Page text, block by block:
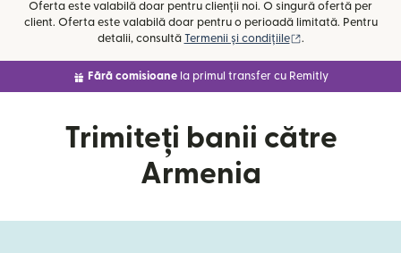
Oferta este valabilă doar pentru clienții noi. O singură ofertă per
client. Oferta este valabilă doar pentru o perioadă limitată. Pentru
detalii, consultă Termenii și condițiile (se deschide într-
.
Fără comisioanela primul transfer cu Remitly
Trimiteți banii către
Armenia